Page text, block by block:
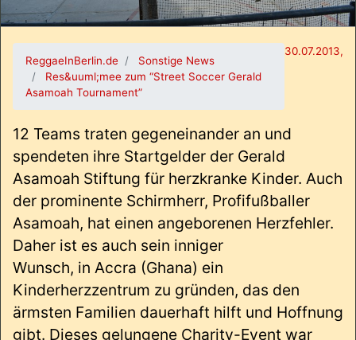
30.07.2013,
ReggaeInBerlin.de
Sonstige News
Res&uuml;mee zum “Street Soccer Gerald
Asamoah Tournament”
12 Teams traten gegeneinander an und
spendeten ihre Startgelder der Gerald
Asamoah Stiftung für herzkranke Kinder. Auch
der prominente Schirmherr, Profifußballer
Asamoah, hat einen angeborenen Herzfehler.
Daher ist es auch sein inniger
Wunsch, in Accra (Ghana) ein
Kinderherzzentrum zu gründen, das den
ärmsten Familien dauerhaft hilft und Hoffnung
gibt. Dieses gelungene Charity-Event war